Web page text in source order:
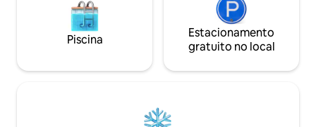
Piscina
Estacionamento
gratuito no local